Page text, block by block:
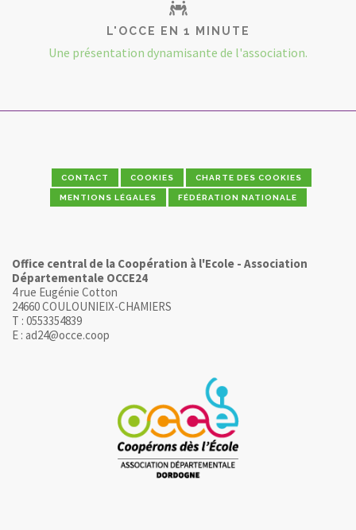
L'OCCE EN 1 MINUTE
Une présentation dynamisante de l'association.
CONTACT COOKIES CHARTE DES COOKIES
MENTIONS LÉGALES FÉDÉRATION NATIONALE
Office central de la Coopération à l'Ecole - Association
Départementale OCCE24
4 rue Eugénie Cotton
24660 COULOUNIEIX-CHAMIERS
T : 0553354839
E : ad24@occe.coop